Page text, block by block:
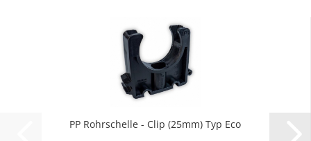
PP Rohrschelle - Clip (25mm) Typ Eco